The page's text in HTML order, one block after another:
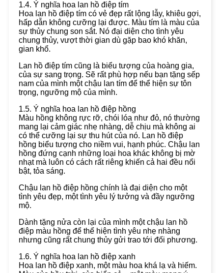
1.4. Ý nghĩa hoa lan hồ điệp tím
Hoa lan hồ điệp tím có vẻ đẹp rất lộng lẫy, khiêu gợi,
hấp dẫn không cưỡng lại được. Màu tím là màu của
sự thủy chung son sắt. Nó đại diện cho tình yêu
chung thủy, vượt thời gian dù gặp bao khó khăn,
gian khổ.
Lan hồ điệp tím cũng là biểu tượng của hoàng gia,
của sự sang trọng. Sẽ rất phù hợp nếu bạn tặng sếp
nam của mình một chậu lan tím để thể hiện sự tôn
trọng, ngưỡng mộ của mình.
1.5. Ý nghĩa hoa lan hồ điệp hồng
Màu hồng không rực rỡ, chói lóa như đỏ, nó thường
mang lại cảm giác nhẹ nhàng, dễ chịu mà không ai
có thể cưỡng lại sự thu hút của nó. Lan hồ điệp
hồng biểu tượng cho niềm vui, hạnh phúc. Chậu lan
hồng đứng cạnh những loại hoa khác không bị mờ
nhạt mà luôn có cách rất riêng khiến cả hai đều nổi
bật, tỏa sáng.
Chậu lan hồ điệp hồng chính là đại diện cho một
tình yêu đẹp, một tình yêu lý tưởng và đầy ngưỡng
mộ.
Dành tặng nửa còn lại của mình một chậu lan hồ
điệp màu hồng để thể hiện tình yêu nhẹ nhàng
nhưng cũng rất chung thủy gửi trao tới đối phương.
1.6. Ý nghĩa hoa lan hồ điệp xanh
Hoa lan hồ điệp xanh, một màu hoa khá lạ và hiếm.